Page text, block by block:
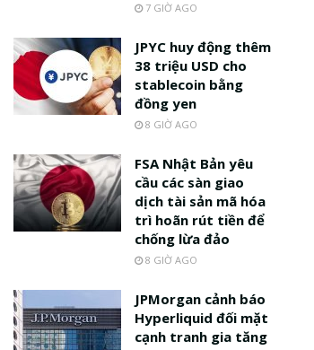
7 GIỜ AGO
JPYC huy động thêm
38 triệu USD cho
stablecoin bằng
đồng yen
8 GIỜ AGO
FSA Nhật Bản yêu
cầu các sàn giao
dịch tài sản mã hóa
trì hoãn rút tiền để
chống lừa đảo
8 GIỜ AGO
JPMorgan cảnh báo
Hyperliquid đối mặt
cạnh tranh gia tăng